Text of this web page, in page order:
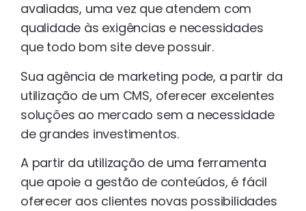
avaliadas, uma vez que atendem com
qualidade às exigências e necessidades
que todo bom site deve possuir.
Sua agência de marketing pode, a partir da
utilização de um CMS, oferecer excelentes
soluções ao mercado sem a necessidade
de grandes investimentos.
A partir da utilização de uma ferramenta
que apoie a gestão de conteúdos, é fácil
oferecer aos clientes novas possibilidades